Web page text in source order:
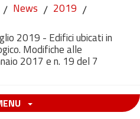
/ News / 2019 /
2019 - Edifici ubicati in
Modifiche alle
2017 e n. 19 del 7